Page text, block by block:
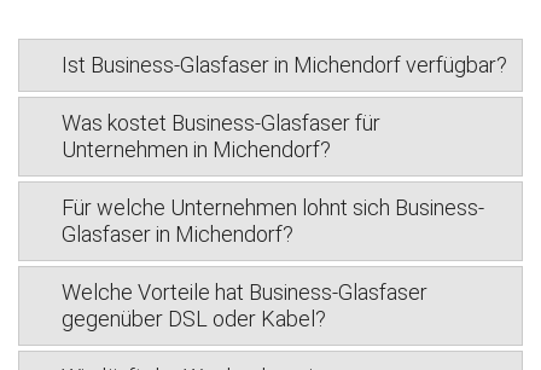
Ist Business-Glasfaser in Michendorf verfügbar?
Was kostet Business-Glasfaser für
Unternehmen in Michendorf?
Für welche Unternehmen lohnt sich Business-
Glasfaser in Michendorf?
Welche Vorteile hat Business-Glasfaser
gegenüber DSL oder Kabel?